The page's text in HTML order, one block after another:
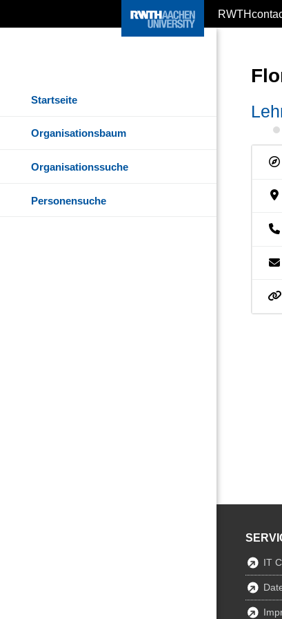
Startseite
Organisationsbaum
Organisationssuche
Personensuche
IT